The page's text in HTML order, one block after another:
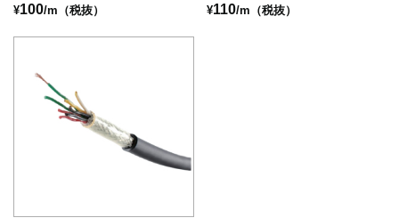
¥100/m（税抜） ¥110/m（税抜）